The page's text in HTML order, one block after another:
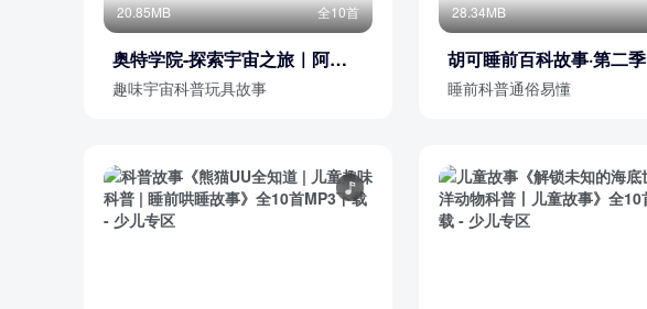
20.85MB 全10首
奥特学院-探索宇宙之旅｜阿哦
玩具原创趣味玩具故事
趣味宇宙科普玩具故事
28.34MB
胡可睡前百科故事·第二季
睡前科普通俗易懂